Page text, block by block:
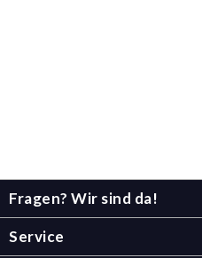
Fragen? Wir sind da!
Service